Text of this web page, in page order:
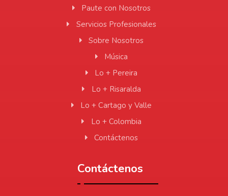
Paute con Nosotros
Servicios Profesionales
Sobre Nosotros
Música
Lo + Pereira
Lo + Risaralda
Lo + Cartago y Valle
Lo + Colombia
Contáctenos
Contáctenos